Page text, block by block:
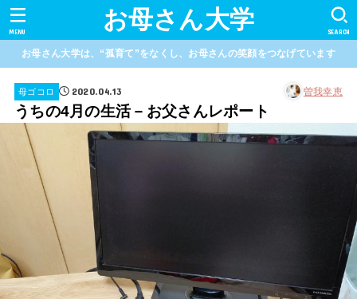
お母さん大学 SEARCH
MENU
お母さん大学は、“孤育て”をなくし、お母さんの笑顔をつなげています
母ゴコロ 2020.04.13 曽我幸恵
うちの4月の生活－お父さんレポート